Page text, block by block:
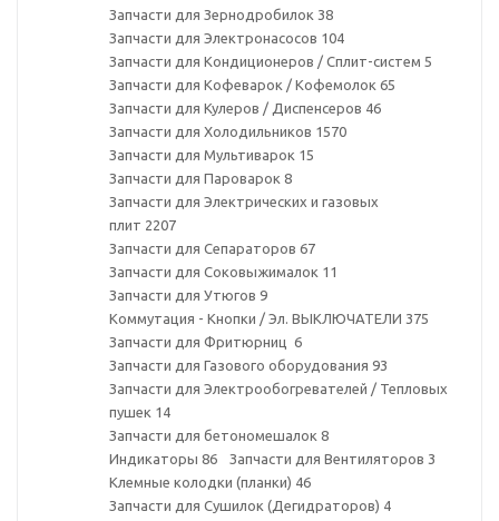
Запчасти для Зернодробилок 38
Запчасти для Электронасосов 104
Запчасти для Кондиционеров / Сплит-систем 5
Запчасти для Кофеварок / Кофемолок 65
Запчасти для Кулеров / Диспенсеров 46
Запчасти для Холодильников 1570
Запчасти для Мультиварок 15
Запчасти для Пароварок 8
Запчасти для Электрических и газовых
плит 2207
Запчасти для Сепараторов 67
Запчасти для Соковыжималок 11
Запчасти для Утюгов 9
Коммутация - Кнопки / Эл. ВЫКЛЮЧАТЕЛИ 375
Запчасти для Фритюрниц 6
Запчасти для Газового оборудования 93
Запчасти для Электрообогревателей / Тепловых
пушек 14
Запчасти для бетономешалок 8
Индикаторы 86 Запчасти для Вентиляторов 3
Клемные колодки (планки) 46
Запчасти для Сушилок (Дегидраторов) 4